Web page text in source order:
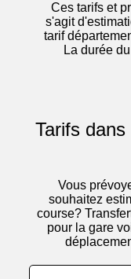
Ces tarifs et
s'agit
tarif
La durée
Tarifs
Vous
souhaitez
course?
pour la gare